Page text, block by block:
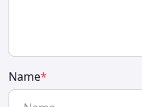
Name*